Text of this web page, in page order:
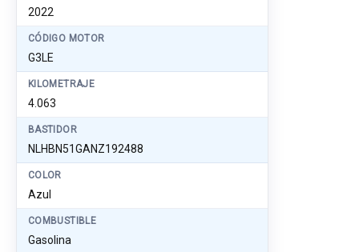
2022
CÓDIGO MOTOR
G3LE
KILOMETRAJE
4.063
BASTIDOR
NLHBN51GANZ192488
COLOR
Azul
COMBUSTIBLE
Gasolina